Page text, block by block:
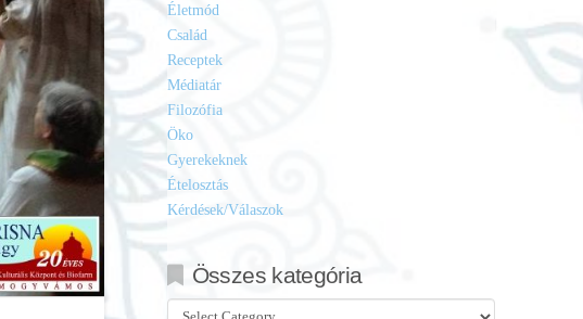
Életmód
Család
Receptek
Médiatár
Filozófia
Öko
Gyerekeknek
Ételosztás
Kérdések/Válaszok
Összes kategória
Összes